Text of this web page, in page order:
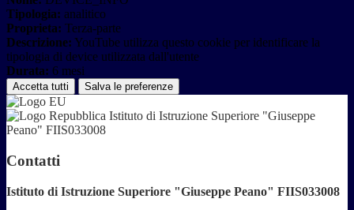
Tipologia: analitico
Proprieta: Terza-parte
Descrizione: YouTube utilizza questo cookie per identificare la
tipologia di device utilizzata dall'utente
Durata: 6 mesi
Accetta tutti Salva le preferenze
Istituto di Istruzione Superiore "Giuseppe
Peano" FIIS033008
Contatti
Istituto di Istruzione Superiore "Giuseppe Peano" FIIS033008